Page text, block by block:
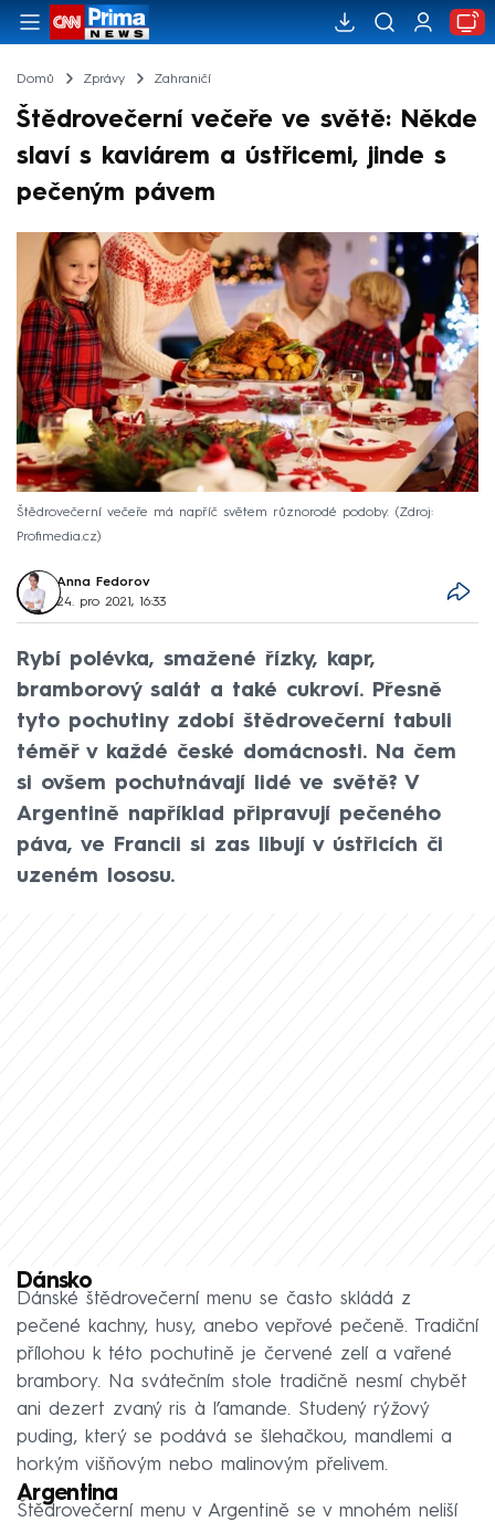
Domů Zprávy Zahraničí
Štědrovečerní večeře ve světě: Někde
slaví s kaviárem a ústřicemi, jinde s
pečeným pávem
Štědrovečerní večeře má napříč světem různorodé podoby.
Zdroj:
Profimedia.cz
Anna Fedorov
24. pro 2021, 16:33
Rybí polévka, smažené řízky, kapr,
bramborový salát a také cukroví. Přesně
tyto pochutiny zdobí štědrovečerní tabuli
téměř v každé české domácnosti. Na čem
si ovšem pochutnávají lidé ve světě? V
Argentině například připravují pečeného
páva, ve Francii si zas libují v ústřicích či
uzeném lososu.
Dánsko
Dánské štědrovečerní menu se často skládá z
pečené kachny, husy, anebo vepřové pečeně. Tradiční
přílohou k této pochutině je červené zelí a vařené
brambory. Na svátečním stole tradičně nesmí chybět
ani dezert zvaný ris à l’amande. Studený rýžový
puding, který se podává se šlehačkou, mandlemi a
horkým višňovým nebo malinovým přelivem.
Argentina
Štědrovečerní menu v Argentině se v mnohém neliší